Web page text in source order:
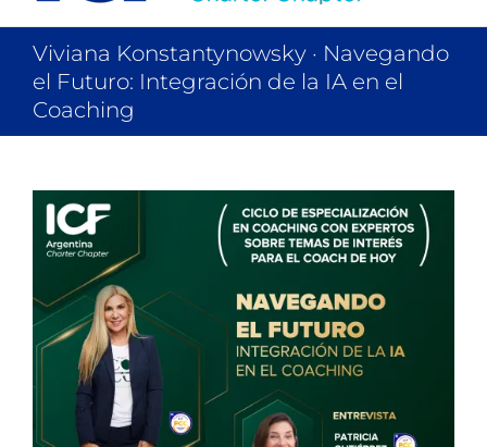
Viviana Konstantynowsky · Navegando
el Futuro: Integración de la IA en el
Coaching